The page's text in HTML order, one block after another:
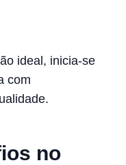
ideal, inicia-se
com
no